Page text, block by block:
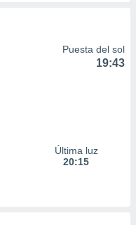
Puesta del sol
19:43
Última luz
20:15